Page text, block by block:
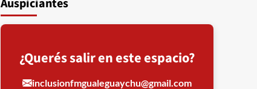
Auspiciantes
¿Querés salir en este espacio?
inclusionfmgualeguaychu@gmail.com